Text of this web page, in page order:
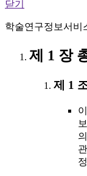
닫기
학술연구정보서비
제 1 장
제 1